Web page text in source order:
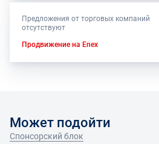
Предложения от торговых компаний
отсутствуют
Продвижение на Enex
Может подойти
Спонсорский блок